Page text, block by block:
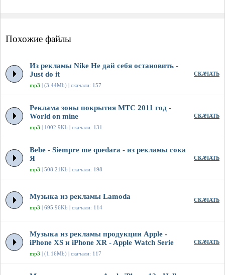
Похожие файлы
Из рекламы Nike Не дай себя остановить -
Just do it
mp3 | (3.44Mb) | скачали: 157
СКАЧАТЬ
Реклама зоны покрытия МТС 2011 год -
World on mine
mp3 | 1002.9Kb | скачали: 131
СКАЧАТЬ
Bebe - Siempre me quedara - из рекламы сока
Я
mp3 | 508.21Kb | скачали: 198
СКАЧАТЬ
Музыка из рекламы Lamoda
mp3 | 695.96Kb | скачали: 114
СКАЧАТЬ
Музыка из рекламы продукции Apple -
iPhone XS и iPhone XR - Apple Watch Serie
mp3 | (1.16Mb) | скачали: 117
СКАЧАТЬ